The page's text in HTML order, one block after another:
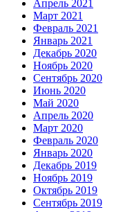
Апрель 2021
Март 2021
Февраль 2021
Январь 2021
Декабрь 2020
Ноябрь 2020
Сентябрь 2020
Июнь 2020
Май 2020
Апрель 2020
Март 2020
Февраль 2020
Январь 2020
Декабрь 2019
Ноябрь 2019
Октябрь 2019
Сентябрь 2019